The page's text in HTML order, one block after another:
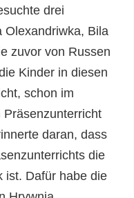
drei
Olexandriwka, Bila
zuvor von Russen
Kinder in diesen
schon im
Präsenzunterricht
daran, dass
die
ist. Dafür habe die